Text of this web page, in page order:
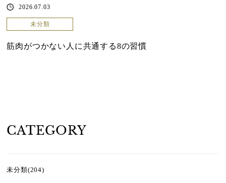
2026.07.03
未分類
筋肉がつかない人に共通する8の習慣
CATEGORY
未分類(204)